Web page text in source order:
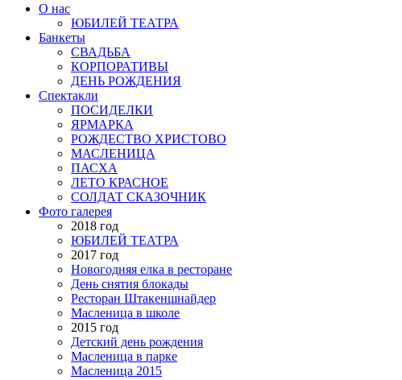
О нас
ЮБИЛЕЙ ТЕАТРА
Банкеты
СВАДЬБА
КОРПОРАТИВЫ
ДЕНЬ РОЖДЕНИЯ
Спектакли
ПОСИДЕЛКИ
ЯРМАРКА
РОЖДЕСТВО ХРИСТОВО
МАСЛЕНИЦА
ПАСХА
ЛЕТО КРАСНОЕ
СОЛДАТ СКАЗОЧНИК
Фото галерея
2018 год
ЮБИЛЕЙ ТЕАТРА
2017 год
Новогодняя елка в ресторане
День снятия блокады
Ресторан Штакеншнайдер
Масленица в школе
2015 год
Детский день рождения
Масленица в парке
Масленица 2015